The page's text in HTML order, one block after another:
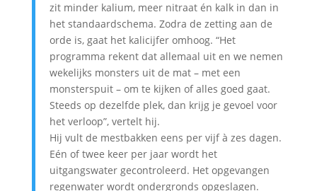
zit minder kalium, meer nitraat én kalk in dan in
het standaardschema. Zodra de zetting aan de
orde is, gaat het kalicijfer omhoog. “Het
programma rekent dat allemaal uit en we nemen
wekelijks monsters uit de mat – met een
monsterspuit – om te kijken of alles goed gaat.
Steeds op dezelfde plek, dan krijg je gevoel voor
het verloop”, vertelt hij.
Hij vult de mestbakken eens per vijf à zes dagen.
Eén of twee keer per jaar wordt het
uitgangswater gecontroleerd. Het opgevangen
regenwater wordt ondergronds opgeslagen.